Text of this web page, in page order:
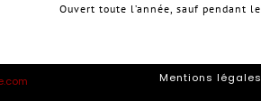
Ouvert toute l’année, sauf pendant
Mentions légales